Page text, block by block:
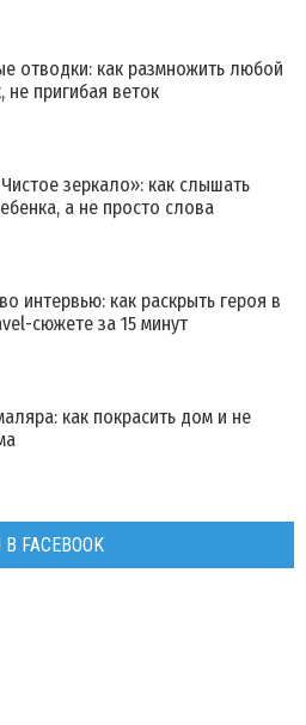
отводки: как размножить любой
не пригибая веток
зеркало»: как слышать
а не просто слова
интервью: как раскрыть героя в
сюжете за 15 минут
как покрасить дом и не
FACEBOOK